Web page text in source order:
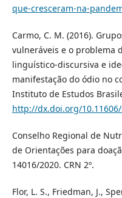
que-cresceram-na-
Carmo, C. M. (2016).
vulneráveis e o problema
linguístico-discursiva e
manifestação do ódio no
Instituto de Estudos
http://dx.doi.org/
Conselho Regional de
de Orientações para
14016/2020. CRN 2º.
Flor, L. S., Friedman, J.,